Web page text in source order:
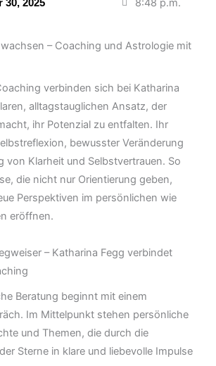
30, 2025 8:48 p.m.
– Coaching und Astrologie mit
verbinden sich bei Katharina
alltagstauglichen Ansatz, der
ihr Potenzial zu entfalten. Ihr
bewusster Veränderung
von Klarheit und Selbstvertrauen. So
die nicht nur Orientierung geben,
Perspektiven im persönlichen wie
eröffnen.
– Katharina Fegg verbindet
Beratung beginnt mit einem
Im Mittelpunkt stehen persönliche
und Themen, die durch die
Sterne in klare und liebevolle Impulse